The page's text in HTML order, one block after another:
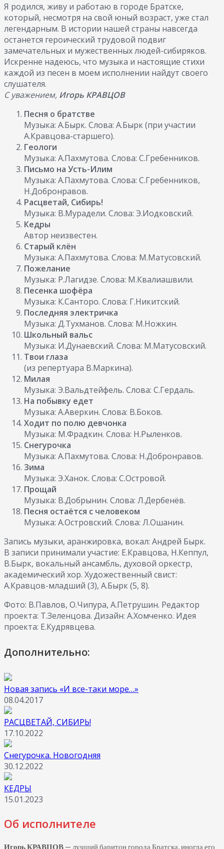
Я родился, живу и работаю в городе Братске,
который, несмотря на свой юный возраст, уже стал
легендарным. В истории нашей страны навсегда
останется героический трудовой подвиг
замечательных и мужественных людей-сибиряков.
Искренне надеюсь, что музыка и настоящие стихи
каждой из песен в моем исполнении найдут своего
слушателя.
С уважением, Игорь КРАВЦОВ
Песня о братстве
Музыка: А.Бырк. Слова: А.Бырк (при участии
А.Кравцова-старшего).
Геологи
Музыка: А.Пахмутова. Слова: С.Гребенников.
Письмо на Усть-Илим
Музыка: А.Пахмутова. Слова: С.Гребенников,
Н.Добронравов.
Расцветай, Сибирь!
Музыка: В.Мурадели. Слова: Э.Иодковский.
Кедры
Автор неизвестен.
Старый клён
Музыка: А.Пахмутова. Слова: М.Матусовский.
Пожелание
Музыка: Р.Лагидзе. Слова: М.Квалиашвили.
Песенка шофёра
Музыка: К.Санторо. Слова: Г.Никитский.
Последняя электричка
Музыка: Д.Тухманов. Слова: М.Ножкин.
Школьный вальс
Музыка: И.Дунаевский. Слова: М.Матусовский.
Твои глаза
(из репертуара В.Маркина).
Милая
Музыка: Э.Вальдтейфель. Слова: С.Гердаль.
На побывку едет
Музыка: А.Аверкин. Слова: В.Боков.
Ходит по полю девчонка
Музыка: М.Фрадкин. Слова: Н.Рыленков.
Снегурочка
Музыка: А.Пахмутова. Слова: Н.Добронравов.
Зима
Музыка: Э.Ханок. Слова: С.Островой.
Прощай
Музыка: В.Добрынин. Слова: Л.Дербенёв.
Песня остаётся с человеком
Музыка: А.Островский. Слова: Л.Ошанин.
Запись музыки, аранжировка, вокал: Андрей Бырк.
В записи принимали участие: Е.Кравцова, Н.Кеппул,
В.Бырк, вокальный ансамбль, духовой оркестр,
академический хор. Художественный свист:
А.Кравцов-младший (3), А.Бырк (5, 8).
Фото: В.Павлов, О.Чипура, А.Петрушин. Редактор
проекта: Т.Зеленцова. Дизайн: А.Хомченко. Идея
проекта: Е.Кудрявцева.
Дополнительно:
Новая запись «И все-таки море…»
08.04.2017
РАСЦВЕТАЙ, СИБИРЬ!
17.10.2022
Снегурочка. Новогодняя
30.12.2022
КЕДРЫ
15.01.2023
Об исполнителе
Игорь КРАВЦОВ — лучший баритон города Братска, иногда его